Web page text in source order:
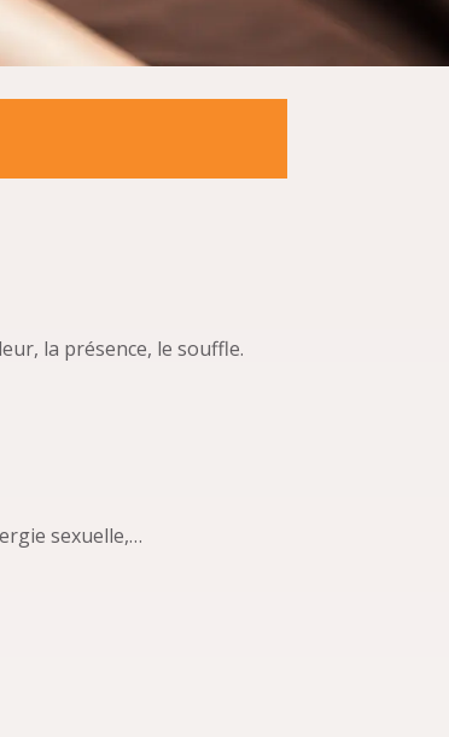
la présence, le souffle.
sexuelle,…